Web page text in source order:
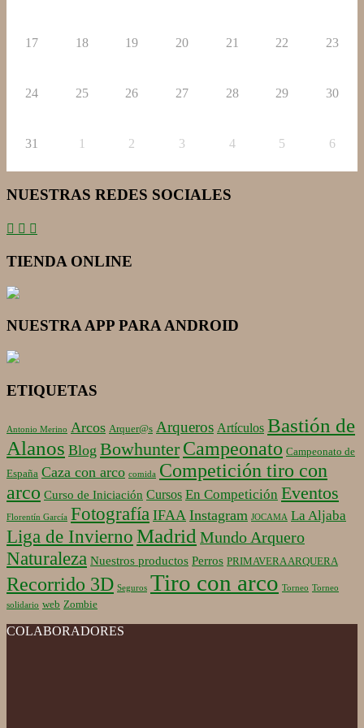
17 18 19 20 21 22 23
24 25 26 27 28 29 30
31 1 2 3 4 5 6
NUESTRAS REDES SOCIALES
TIENDA ONLINE
NUESTRA APP PARA ANDROID
ETIQUETAS
Antonio Merino Arcos Arquer@s Arqueros Artículos Bastión de
Alanos Blog Bowhunter Campeonato Campeonato de
España Caza con arco comida Competición tiro con
arco Curso de Iniciación Cursos En Competición Eventos
Florentín García Fotografía IFAA Instagram JOCAMA La Aljaba
Liga de Invierno Madrid Mundo Arquero
Naturaleza Nuestros productos Perros PRIMAVERA ARQUERA
Recorrido 3D Seguros Tiro con arco Torneo Torneo
solidario web Zombie
COLABORADORES